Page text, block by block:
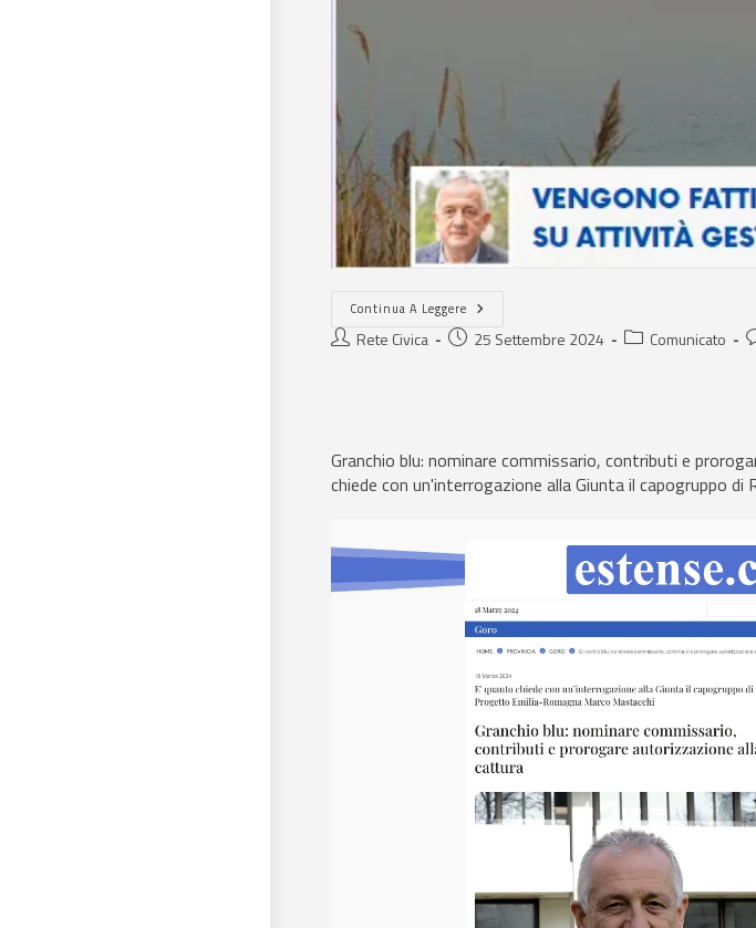
Continua A Leggere
Rete Civica 25 Settembre 2024 Comunicato
Granchio blu: nominare commissario, contributi e
chiede con un'interrogazione alla Giunta il capogruppo di